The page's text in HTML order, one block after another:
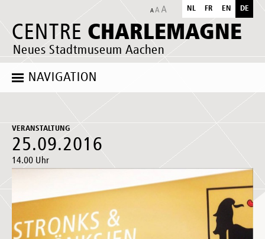
CENTRE CHARLEMAGNE
Neues Stadtmuseum Aachen
NL FR EN DE
NAVIGATION
VERANSTALTUNG
25.09.2016
14.00 Uhr